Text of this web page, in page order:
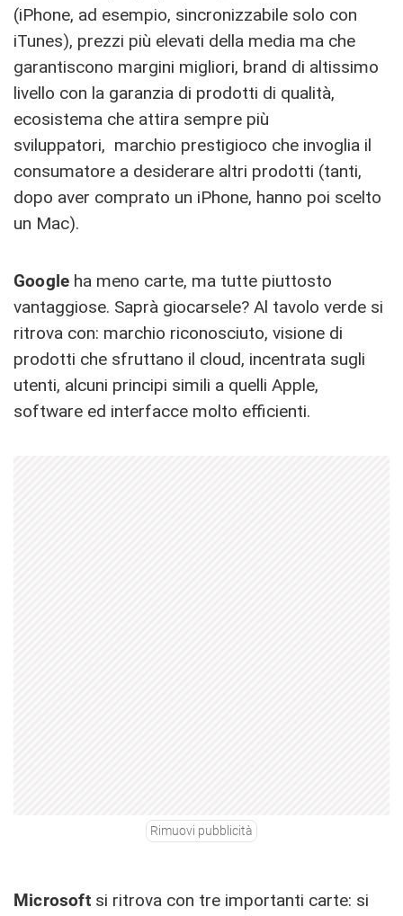
(iPhone, ad esempio, sincronizzabile solo con
iTunes), prezzi più elevati della media ma che
garantiscono margini migliori, brand di altissimo
livello con la garanzia di prodotti di qualità,
ecosistema che attira sempre più
sviluppatori, marchio prestigioco che invoglia il
consumatore a desiderare altri prodotti (tanti,
dopo aver comprato un iPhone, hanno poi scelto
un Mac).
Google ha meno carte, ma tutte piuttosto
vantaggiose. Saprà giocarsele? Al tavolo verde si
ritrova con: marchio riconosciuto, visione di
prodotti che sfruttano il cloud, incentrata sugli
utenti, alcuni principi simili a quelli Apple,
software ed interfacce molto efficienti.
Rimuovi pubblicità
Microsoft si ritrova con tre importanti carte: si